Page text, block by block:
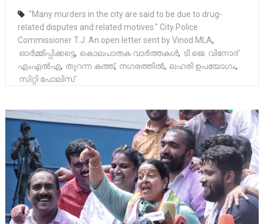
"Many murders in the city are said to be due to drug-
related disputes and related motives." City Police
Commissioner T.J. An open letter sent by Vinod MLA,
ഓർമ്മിപ്പിക്കട്ടെ, കൊലപാതക വാർത്തകൾ, ടി.ജെ. വിനോദ്
എംഎൽഎ, തുറന്ന കത്ത്, നഗരത്തിൽ, ലഹരി ഉപയോഗം,
സിറ്റി പോലിസ്